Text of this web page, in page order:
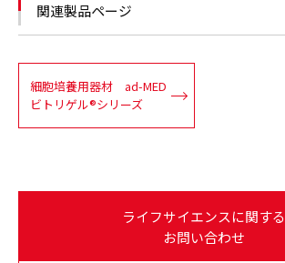
関連製品ページ
細胞培養用器材 ad-MED
ビトリゲル®シリーズ
ライフサイエンスに関する
お問い合わせ